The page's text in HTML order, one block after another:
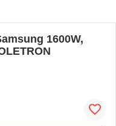
1600W,